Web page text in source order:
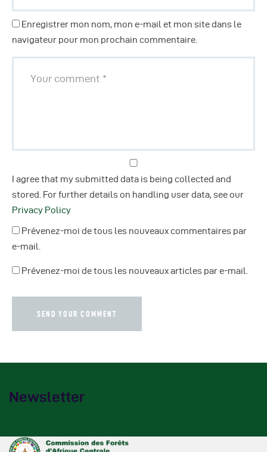
Enregistrer mon nom, mon e-mail et mon site dans le
navigateur pour mon prochain commentaire.
I agree that my submitted data is being collected and
stored. For further details on handling user data, see our
Privacy Policy
Prévenez-moi de tous les nouveaux commentaires par
e-mail.
Prévenez-moi de tous les nouveaux articles par e-mail.
Newsletter